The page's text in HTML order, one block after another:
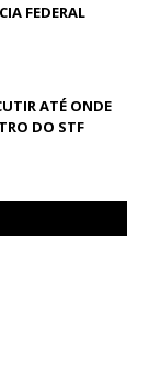
FEDERAL
ATÉ ONDE
DO STF